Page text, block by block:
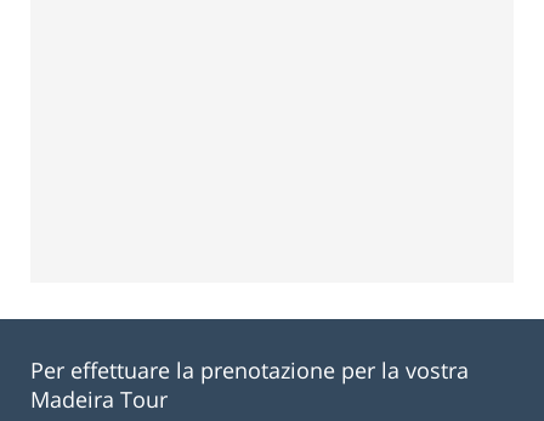
Per effettuare la prenotazione per la vostra
Madeira Tour